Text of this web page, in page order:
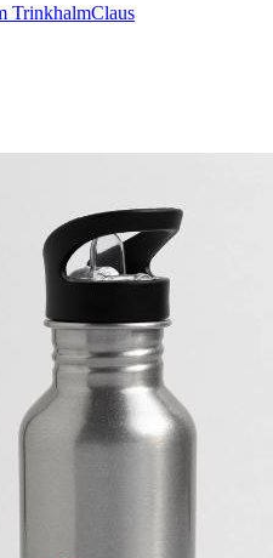
TrinkhalmClaus